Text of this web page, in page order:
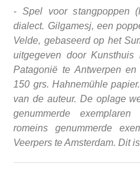
- Spel voor stangpoppen
dialect. Gilgamesj, een
Velde, gebaseerd op het
uitgegeven door
Patagonië te Antwerpen
150 grs. Hahnemühle
van de auteur. De oplage
genummerde
romeins genummerde
Veerpers te Amsterdam. Dit